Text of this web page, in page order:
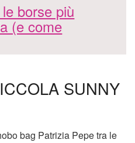
borse più
(e come
SUNNY
bag Patrizia Pepe tra le